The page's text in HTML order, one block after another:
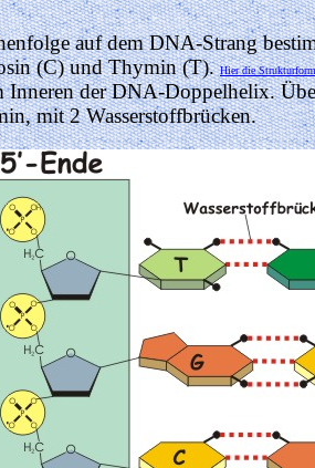
auf dem DNA-Strang
(C) und Thymin (T).Hier die
der DNA-Doppelhelix.
mit 2 Wasserstoffbrücken.